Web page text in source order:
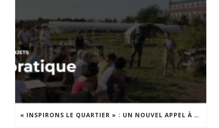
« INSPIRONS LE QUARTIER » : UN NOUVEL APPEL À PROJETS EST LANCÉ !